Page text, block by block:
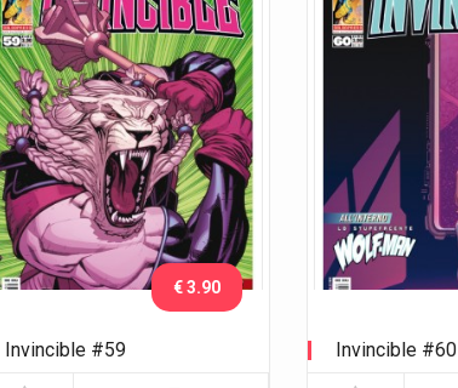
Invincible #59
€ 3.90
Invincible #60